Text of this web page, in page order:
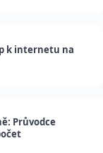
k internetu na
Průvodce